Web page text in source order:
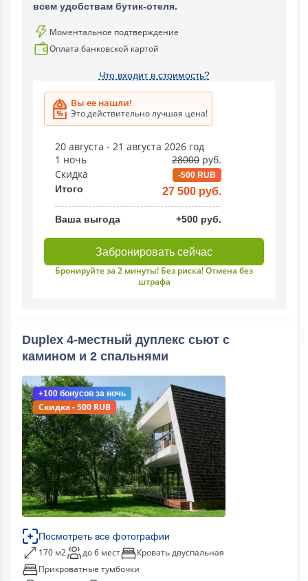
всем удобствам бутик-отеля.
Моментальное подтверждение
Оплата банковской картой
Что входит в стоимость?
Вы ее нашли!
Это действительно лучшая цена!
20 августа - 21 августа 2026 год
1 ночь
28000 руб.
Скидка
-500 RUB
Итого 27 500 руб.
Ваша выгода +500 руб.
Забронировать сейчас
Бронируйте за 2 минуты! Без риска! Отмена без
штрафа
Duplex 4-местный дуплекс сьют с
камином и 2 спальнями
+100 бонусов за ночь
Скидка - 500 RUB
Посмотреть все фотографии
170 м2 до 6 мест
Кровать двуспальная
Прикроватные тумбочки